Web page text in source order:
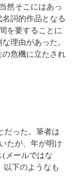
然そこにはあっ
詞的作品となる
を要することに
理由があった。
危機に立たされ
だった。筆者は
たが、年が明け
メールではな
以下のようなも